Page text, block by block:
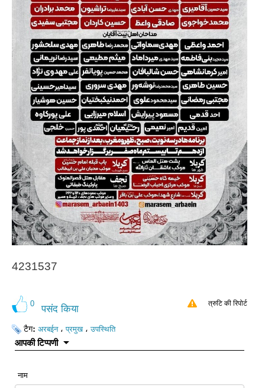
4231537
0 पसंद किया त्रुटि की रिपोर्ट
टैग: अरबईन،प्रमुख،उपस्थिति
आपकी टिप्पणी
नाम